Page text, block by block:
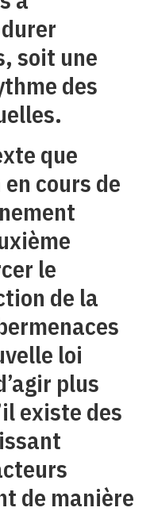
soit une
des
que
cours de
le
de la
loi
plus
existe des
de manière